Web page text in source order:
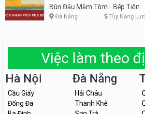
Tiên
Bún Đậu Mắm Tôm - Bếp Tiên
Đà Nẵng Tùy Năng Lực
Việc làm theo
Hà Nội
Cầu Giấy
Đống Đa
Đà Nẵng
Hải Châu
Thanh Khê